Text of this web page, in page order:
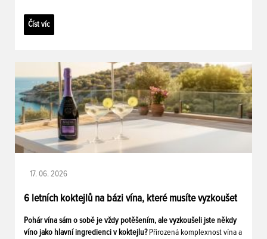
Číst víc
17. 06. 2026
6 letních koktejlů na bázi vína, které musíte vyzkoušet
Pohár vína sám o sobě je vždy potěšením, ale vyzkoušeli jste někdy
víno jako hlavní ingredienci v koktejlu? Přirozená komplexnost vína a